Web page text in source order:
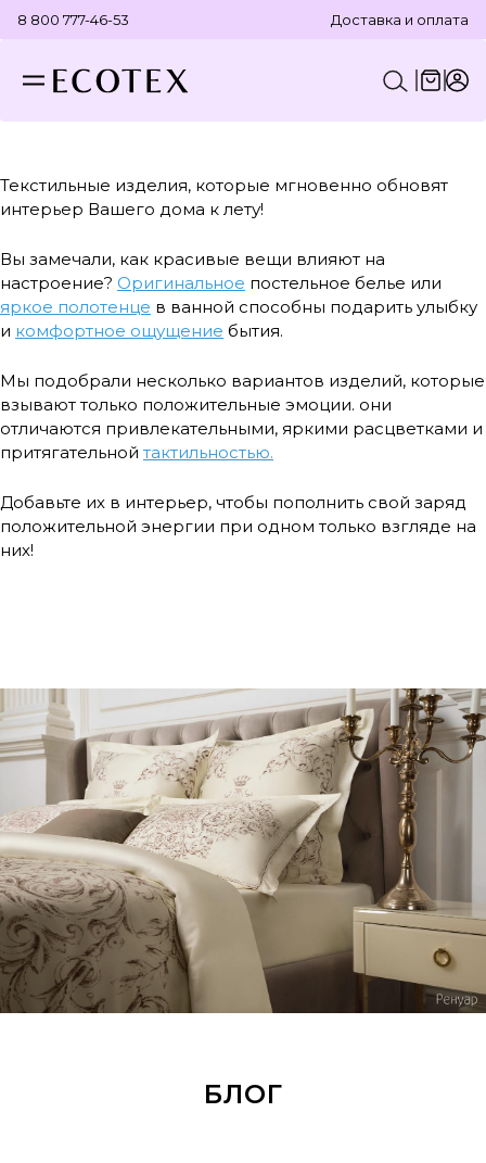
Доставка и оплата
8 800 777-46-53
Текстильные изделия, которые мгновенно обновят
интерьер Вашего дома к лету!
Вы замечали, как красивые вещи влияют на
настроение? Оригинальное постельное белье или
яркое полотенце в ванной способны подарить улыбку
и комфортное ощущение бытия.
Мы подобрали несколько вариантов изделий, которые
взывают только положительные эмоции. они
отличаются привлекательными, яркими расцветками и
притягательной тактильностью.
Добавьте их в интерьер, чтобы пополнить свой заряд
положительной энергии при одном только взгляде на
них!
БЛОГ